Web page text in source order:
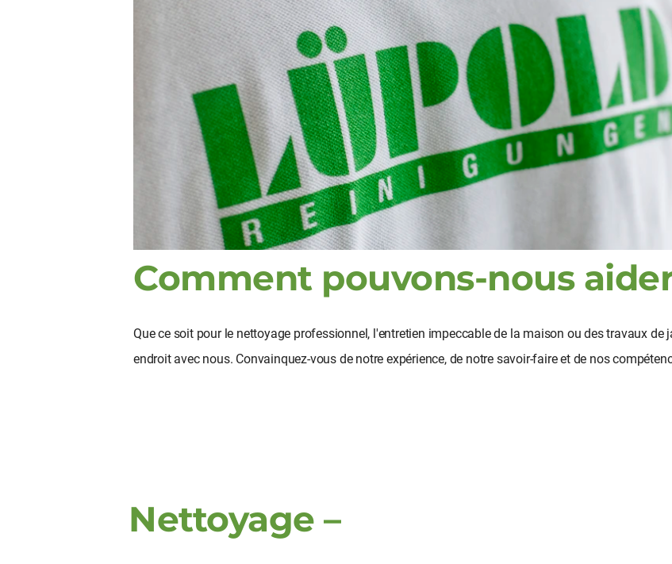
Comment pouvons-nous
Que ce soit pour le nettoyage professionnel, l'entretien impeccable de la maison ou des travaux
endroit avec nous. Convainquez-vous de notre expérience, de notre savoir-faire et de nos
Nettoyage –